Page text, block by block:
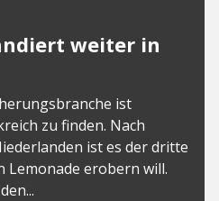
weiter in
ist
zu finden. Nach
ist es der dritte
Lemonade erobern will.